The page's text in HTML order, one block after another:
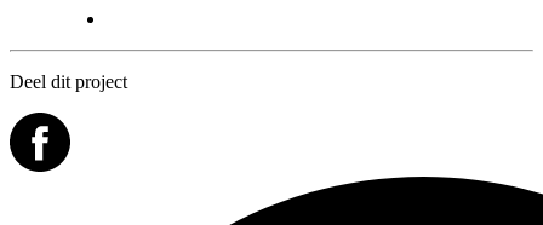
Deel dit project